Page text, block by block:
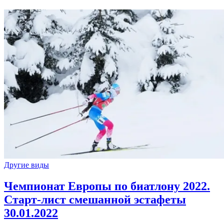
Другие виды
Чемпионат Европы по биатлону 2022.
Старт-лист смешанной эстафеты
30.01.2022